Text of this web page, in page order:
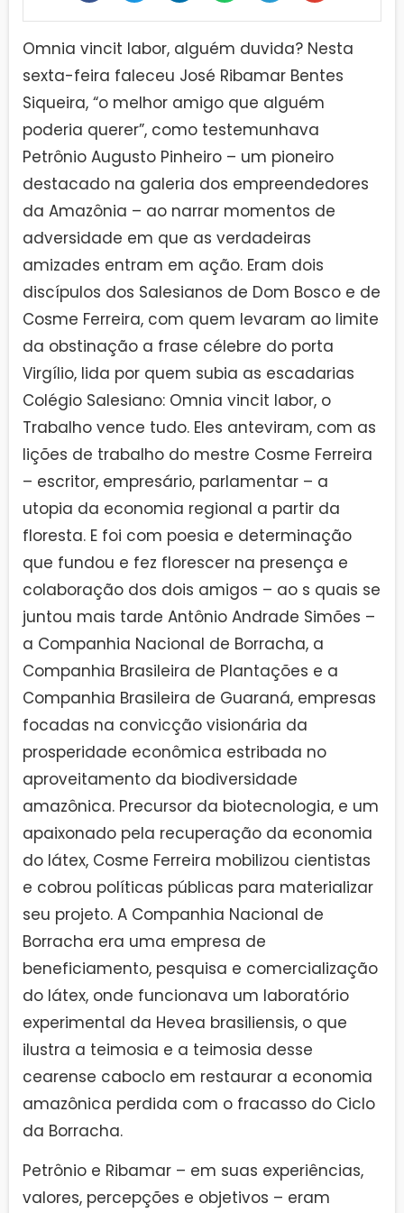
Omnia vincit labor, alguém duvida? Nesta
sexta-feira faleceu José Ribamar Bentes
Siqueira, “o melhor amigo que alguém
poderia querer”, como testemunhava
Petrônio Augusto Pinheiro – um pioneiro
destacado na galeria dos empreendedores
da Amazônia – ao narrar momentos de
adversidade em que as verdadeiras
amizades entram em ação. Eram dois
discípulos dos Salesianos de Dom Bosco e de
Cosme Ferreira, com quem levaram ao limite
da obstinação a frase célebre do porta
Virgílio, lida por quem subia as escadarias
Colégio Salesiano: Omnia vincit labor, o
Trabalho vence tudo. Eles anteviram, com as
lições de trabalho do mestre Cosme Ferreira
– escritor, empresário, parlamentar – a
utopia da economia regional a partir da
floresta. E foi com poesia e determinação
que fundou e fez florescer na presença e
colaboração dos dois amigos – ao s quais se
juntou mais tarde Antônio Andrade Simões –
a Companhia Nacional de Borracha, a
Companhia Brasileira de Plantações e a
Companhia Brasileira de Guaraná, empresas
focadas na convicção visionária da
prosperidade econômica estribada no
aproveitamento da biodiversidade
amazônica. Precursor da biotecnologia, e um
apaixonado pela recuperação da economia
do látex, Cosme Ferreira mobilizou cientistas
e cobrou políticas públicas para materializar
seu projeto. A Companhia Nacional de
Borracha era uma empresa de
beneficiamento, pesquisa e comercialização
do látex, onde funcionava um laboratório
experimental da Hevea brasiliensis, o que
ilustra a teimosia e a teimosia desse
cearense caboclo em restaurar a economia
amazônica perdida com o fracasso do Ciclo
da Borracha.
Petrônio e Ribamar – em suas experiências,
valores, percepções e objetivos – eram